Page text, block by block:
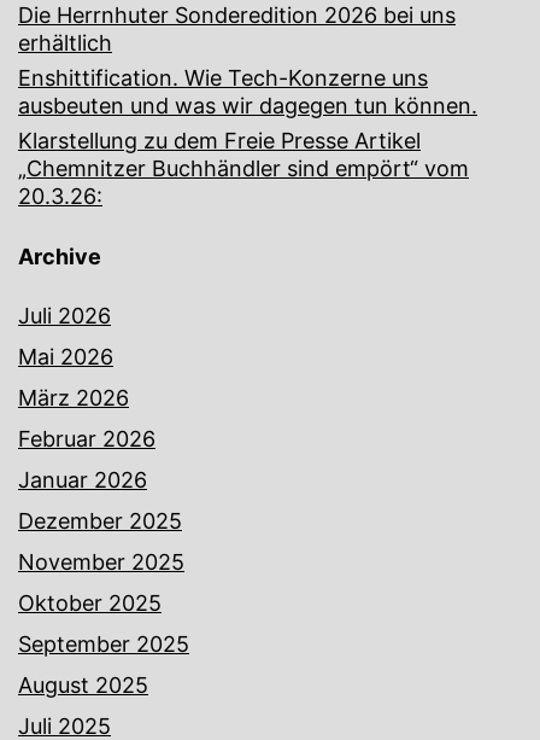
Die Herrnhuter Sonderedition 2026 bei uns
erhältlich
Enshittification. Wie Tech-Konzerne uns
ausbeuten und was wir dagegen tun können.
Klarstellung zu dem Freie Presse Artikel
„Chemnitzer Buchhändler sind empört“ vom
20.3.26:
Archive
Juli 2026
Mai 2026
März 2026
Februar 2026
Januar 2026
Dezember 2025
November 2025
Oktober 2025
September 2025
August 2025
Juli 2025